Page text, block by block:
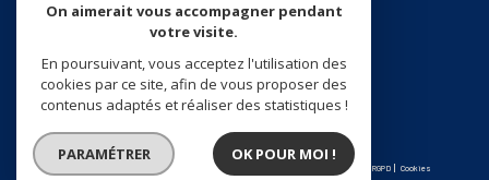
Nous
adhérons
© 2026 | Tous droits réservés | Traduction powered by Google |
Plan du site Mentions légales Politique RGPD Cookies
On aimerait vous accompagner pendant
votre visite.
En poursuivant, vous acceptez l'utilisation des
cookies par ce site, afin de vous proposer des
contenus adaptés et réaliser des statistiques !
PARAMÉTRER OK POUR MOI !